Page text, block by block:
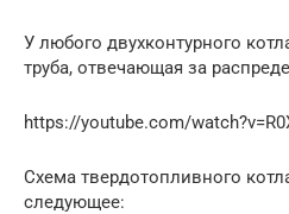
У любого двухконтурного
труба, отвечающая за
https://youtube.com/
Схема твердотопливного
следующее: